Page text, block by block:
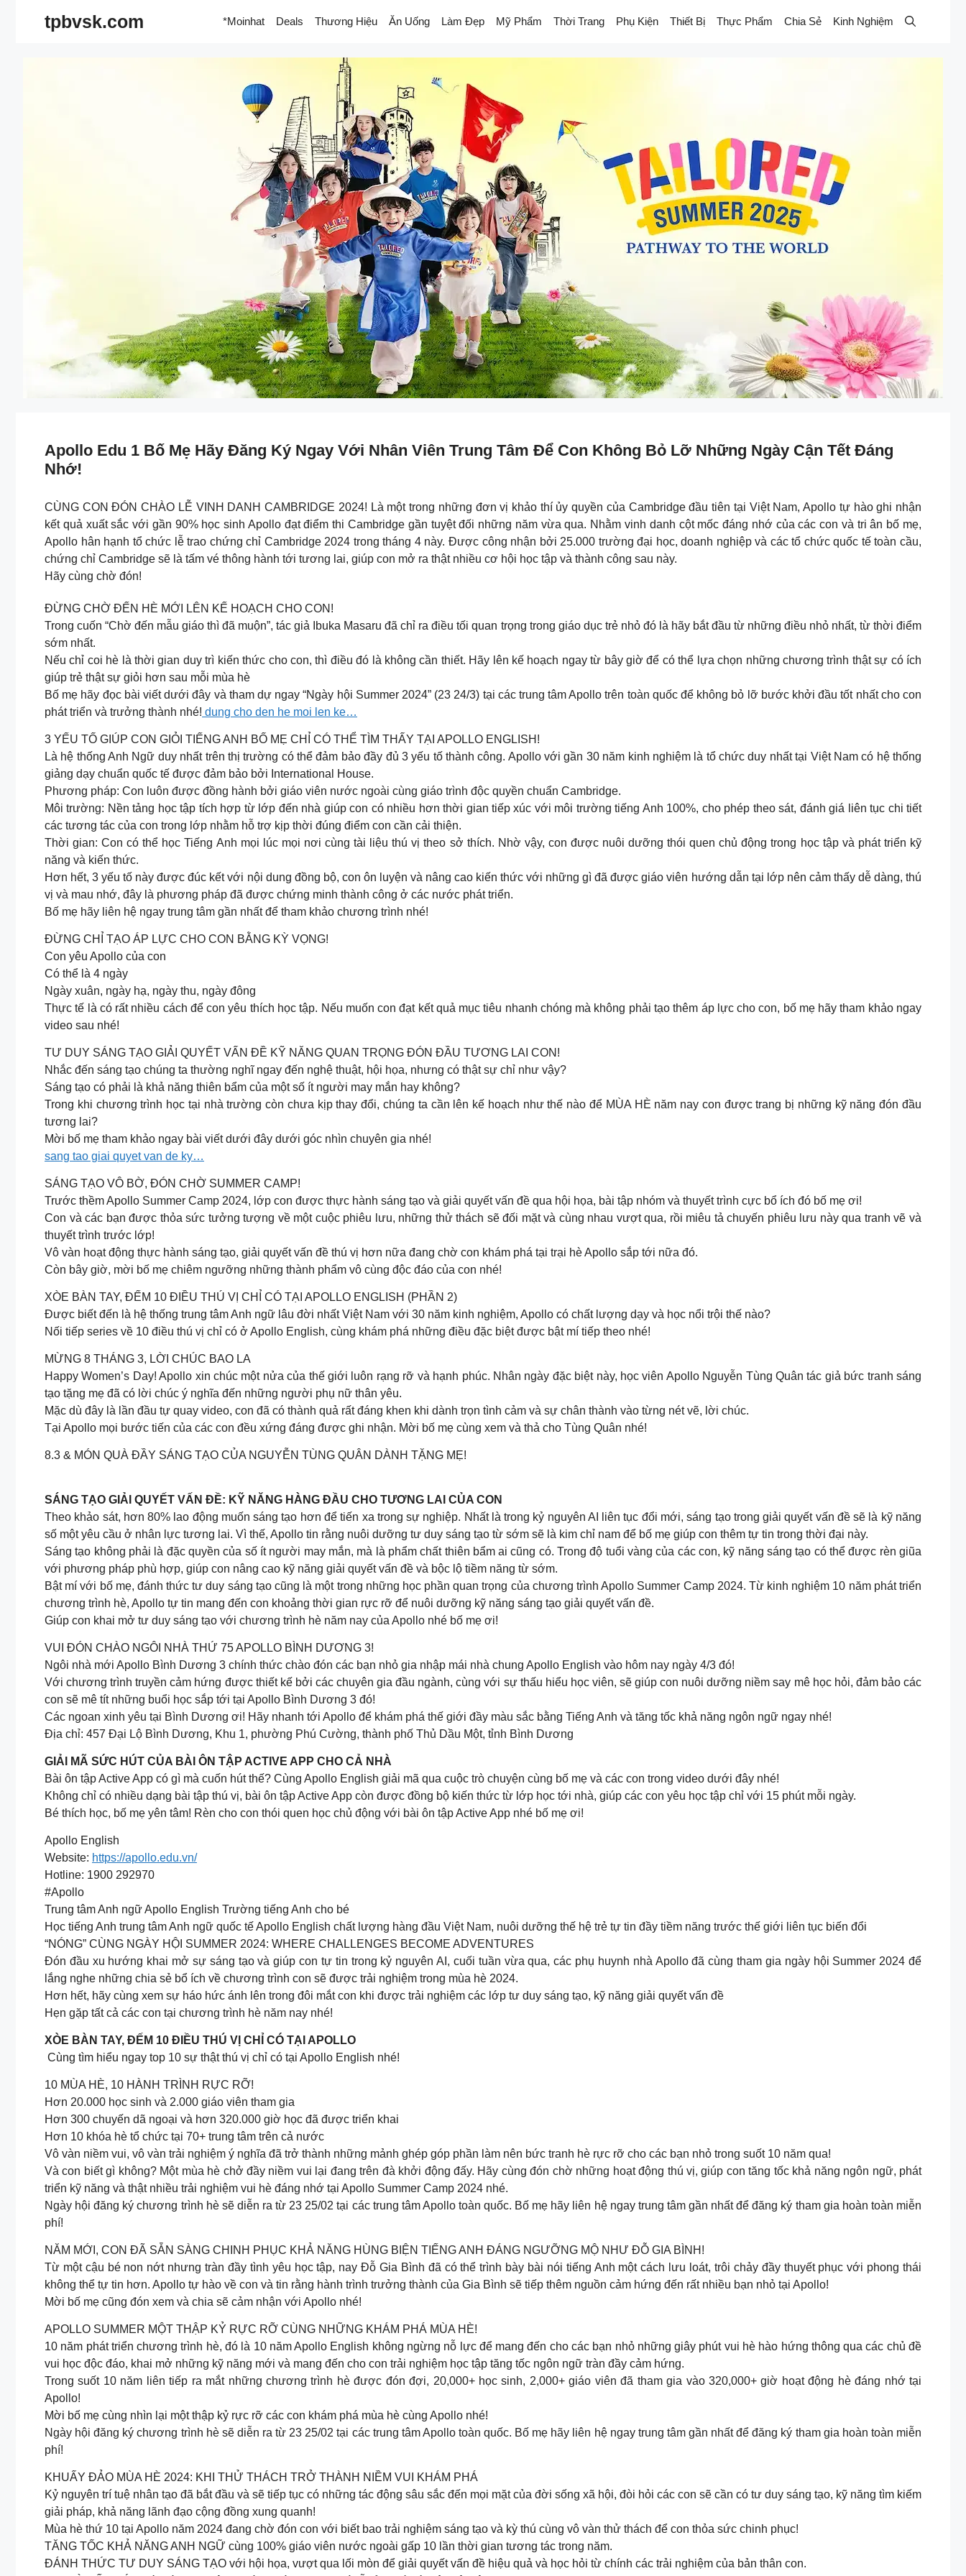
tpbvsk.com *Moinhat Deals Thương Hiệu Ăn Uống Làm Đẹp Mỹ Phẩm Thời Trang Phụ Kiện Thiết Bị Thực Phẩm Chia Sẻ Kinh Nghiệm
Apollo Edu 1 Bố Mẹ Hãy Đăng Ký Ngay Với Nhân Viên Trung Tâm Để Con Không Bỏ Lỡ Những Ngày Cận Tết Đáng
Nhớ!
CÙNG CON ĐÓN CHÀO LỄ VINH DANH CAMBRIDGE 2024! Là một trong những đơn vị khảo thí ủy quyền của Cambridge đầu tiên tại Việt Nam, Apollo tự hào ghi nhận
kết quả xuất sắc với gần 90% học sinh Apollo đạt điểm thi Cambridge gần tuyệt đối những năm vừa qua. Nhằm vinh danh cột mốc đáng nhớ của các con và tri ân bố mẹ,
Apollo hân hạnh tổ chức lễ trao chứng chỉ Cambridge 2024 trong tháng 4 này. Được công nhận bởi 25.000 trường đại học, doanh nghiệp và các tổ chức quốc tế toàn cầu,
chứng chỉ Cambridge sẽ là tấm vé thông hành tới tương lai, giúp con mở ra thật nhiều cơ hội học tập và thành công sau này.
Hãy cùng chờ đón!
ĐỪNG CHỜ ĐẾN HÈ MỚI LÊN KẾ HOẠCH CHO CON!
Trong cuốn “Chờ đến mẫu giáo thì đã muộn”, tác giả Ibuka Masaru đã chỉ ra điều tối quan trọng trong giáo dục trẻ nhỏ đó là hãy bắt đầu từ những điều nhỏ nhất, từ thời điểm
sớm nhất.
Nếu chỉ coi hè là thời gian duy trì kiến thức cho con, thì điều đó là không cần thiết. Hãy lên kế hoạch ngay từ bây giờ để có thể lựa chọn những chương trình thật sự có ích
giúp trẻ thật sự giỏi hơn sau mỗi mùa hè
Bố mẹ hãy đọc bài viết dưới đây và tham dự ngay “Ngày hội Summer 2024” (23 24/3) tại các trung tâm Apollo trên toàn quốc để không bỏ lỡ bước khởi đầu tốt nhất cho con
phát triển và trưởng thành nhé! dung cho den he moi len ke…
3 YẾU TỐ GIÚP CON GIỎI TIẾNG ANH BỐ MẸ CHỈ CÓ THỂ TÌM THẤY TẠI APOLLO ENGLISH!
Là hệ thống Anh Ngữ duy nhất trên thị trường có thể đảm bảo đầy đủ 3 yếu tố thành công. Apollo với gần 30 năm kinh nghiệm là tổ chức duy nhất tại Việt Nam có hệ thống
giảng dạy chuẩn quốc tế được đảm bảo bởi International House.
Phương pháp: Con luôn được đồng hành bởi giáo viên nước ngoài cùng giáo trình độc quyền chuẩn Cambridge.
Môi trường: Nền tảng học tập tích hợp từ lớp đến nhà giúp con có nhiều hơn thời gian tiếp xúc với môi trường tiếng Anh 100%, cho phép theo sát, đánh giá liên tục chi tiết
các tương tác của con trong lớp nhằm hỗ trợ kịp thời đúng điểm con cần cải thiện.
Thời gian: Con có thể học Tiếng Anh mọi lúc mọi nơi cùng tài liệu thú vị theo sở thích. Nhờ vậy, con được nuôi dưỡng thói quen chủ động trong học tập và phát triển kỹ
năng và kiến thức.
Hơn hết, 3 yếu tố này được đúc kết với nội dung đồng bộ, con ôn luyện và nâng cao kiến thức với những gì đã được giáo viên hướng dẫn tại lớp nên cảm thấy dễ dàng, thú
vị và mau nhớ, đây là phương pháp đã được chứng minh thành công ở các nước phát triển.
Bố mẹ hãy liên hệ ngay trung tâm gần nhất để tham khảo chương trình nhé!
ĐỪNG CHỈ TẠO ÁP LỰC CHO CON BẰNG KỲ VỌNG!
Con yêu Apollo của con
Có thể là 4 ngày
Ngày xuân, ngày hạ, ngày thu, ngày đông
Thực tế là có rất nhiều cách để con yêu thích học tập. Nếu muốn con đạt kết quả mục tiêu nhanh chóng mà không phải tạo thêm áp lực cho con, bố mẹ hãy tham khảo ngay
video sau nhé!
TƯ DUY SÁNG TẠO GIẢI QUYẾT VẤN ĐỀ KỸ NĂNG QUAN TRỌNG ĐÓN ĐẦU TƯƠNG LAI CON!
Nhắc đến sáng tạo chúng ta thường nghĩ ngay đến nghệ thuật, hội họa, nhưng có thật sự chỉ như vậy?
Sáng tạo có phải là khả năng thiên bẩm của một số ít người may mắn hay không?
Trong khi chương trình học tại nhà trường còn chưa kịp thay đổi, chúng ta cần lên kế hoạch như thế nào để MÙA HÈ năm nay con được trang bị những kỹ năng đón đầu
tương lai?
Mời bố mẹ tham khảo ngay bài viết dưới đây dưới góc nhìn chuyên gia nhé!
sang tao giai quyet van de ky…
SÁNG TẠO VÔ BỜ, ĐÓN CHỜ SUMMER CAMP!
Trước thềm Apollo Summer Camp 2024, lớp con được thực hành sáng tạo và giải quyết vấn đề qua hội họa, bài tập nhóm và thuyết trình cực bổ ích đó bố mẹ ơi!
Con và các bạn được thỏa sức tưởng tượng về một cuộc phiêu lưu, những thử thách sẽ đối mặt và cùng nhau vượt qua, rồi miêu tả chuyến phiêu lưu này qua tranh vẽ và
thuyết trình trước lớp!
Vô vàn hoạt động thực hành sáng tạo, giải quyết vấn đề thú vị hơn nữa đang chờ con khám phá tại trại hè Apollo sắp tới nữa đó.
Còn bây giờ, mời bố mẹ chiêm ngưỡng những thành phẩm vô cùng độc đáo của con nhé!
XÒE BÀN TAY, ĐẾM 10 ĐIỀU THÚ VỊ CHỈ CÓ TẠI APOLLO ENGLISH (PHẦN 2)
Được biết đến là hệ thống trung tâm Anh ngữ lâu đời nhất Việt Nam với 30 năm kinh nghiệm, Apollo có chất lượng dạy và học nổi trội thế nào?
Nối tiếp series về 10 điều thú vị chỉ có ở Apollo English, cùng khám phá những điều đặc biệt được bật mí tiếp theo nhé!
MỪNG 8 THÁNG 3, LỜI CHÚC BAO LA
Happy Women’s Day! Apollo xin chúc một nửa của thế giới luôn rạng rỡ và hạnh phúc. Nhân ngày đặc biệt này, học viên Apollo Nguyễn Tùng Quân tác giả bức tranh sáng
tạo tặng mẹ đã có lời chúc ý nghĩa đến những người phụ nữ thân yêu.
Mặc dù đây là lần đầu tự quay video, con đã có thành quả rất đáng khen khi dành trọn tình cảm và sự chân thành vào từng nét vẽ, lời chúc.
Tại Apollo mọi bước tiến của các con đều xứng đáng được ghi nhận. Mời bố mẹ cùng xem và thả cho Tùng Quân nhé!
8.3 & MÓN QUÀ ĐẦY SÁNG TẠO CỦA NGUYỄN TÙNG QUÂN DÀNH TẶNG MẸ!
SÁNG TẠO GIẢI QUYẾT VẤN ĐỀ: KỸ NĂNG HÀNG ĐẦU CHO TƯƠNG LAI CỦA CON
Theo khảo sát, hơn 80% lao động muốn sáng tạo hơn để tiến xa trong sự nghiệp. Nhất là trong kỷ nguyên AI liên tục đổi mới, sáng tạo trong giải quyết vấn đề sẽ là kỹ năng
số một yêu cầu ở nhân lực tương lai. Vì thế, Apollo tin rằng nuôi dưỡng tư duy sáng tạo từ sớm sẽ là kim chỉ nam để bố mẹ giúp con thêm tự tin trong thời đại này.
Sáng tạo không phải là đặc quyền của số ít người may mắn, mà là phẩm chất thiên bẩm ai cũng có. Trong độ tuổi vàng của các con, kỹ năng sáng tạo có thể được rèn giũa
với phương pháp phù hợp, giúp con nâng cao kỹ năng giải quyết vấn đề và bộc lộ tiềm năng từ sớm.
Bật mí với bố mẹ, đánh thức tư duy sáng tạo cũng là một trong những học phần quan trọng của chương trình Apollo Summer Camp 2024. Từ kinh nghiệm 10 năm phát triển
chương trình hè, Apollo tự tin mang đến con khoảng thời gian rực rỡ để nuôi dưỡng kỹ năng sáng tạo giải quyết vấn đề.
Giúp con khai mở tư duy sáng tạo với chương trình hè năm nay của Apollo nhé bố mẹ ơi!
VUI ĐÓN CHÀO NGÔI NHÀ THỨ 75 APOLLO BÌNH DƯƠNG 3!
Ngôi nhà mới Apollo Bình Dương 3 chính thức chào đón các bạn nhỏ gia nhập mái nhà chung Apollo English vào hôm nay ngày 4/3 đó!
Với chương trình truyền cảm hứng được thiết kế bởi các chuyên gia đầu ngành, cùng với sự thấu hiểu học viên, sẽ giúp con nuôi dưỡng niềm say mê học hỏi, đảm bảo các
con sẽ mê tít những buổi học sắp tới tại Apollo Bình Dương 3 đó!
Các ngoan xinh yêu tại Bình Dương ơi! Hãy nhanh tới Apollo để khám phá thế giới đầy màu sắc bằng Tiếng Anh và tăng tốc khả năng ngôn ngữ ngay nhé!
Địa chỉ: 457 Đại Lộ Bình Dương, Khu 1, phường Phú Cường, thành phố Thủ Dầu Một, tỉnh Bình Dương
GIẢI MÃ SỨC HÚT CỦA BÀI ÔN TẬP ACTIVE APP CHO CẢ NHÀ
Bài ôn tập Active App có gì mà cuốn hút thế? Cùng Apollo English giải mã qua cuộc trò chuyện cùng bố mẹ và các con trong video dưới đây nhé!
Không chỉ có nhiều dạng bài tập thú vị, bài ôn tập Active App còn được đồng bộ kiến thức từ lớp học tới nhà, giúp các con yêu học tập chỉ với 15 phút mỗi ngày.
Bé thích học, bố mẹ yên tâm! Rèn cho con thói quen học chủ động với bài ôn tập Active App nhé bố mẹ ơi!
Apollo English
Website: https://apollo.edu.vn/
Hotline: 1900 292970
#Apollo
Trung tâm Anh ngữ Apollo English Trường tiếng Anh cho bé
Học tiếng Anh trung tâm Anh ngữ quốc tế Apollo English chất lượng hàng đầu Việt Nam, nuôi dưỡng thế hệ trẻ tự tin đầy tiềm năng trước thế giới liên tục biến đổi
“NÓNG” CÙNG NGÀY HỘI SUMMER 2024: WHERE CHALLENGES BECOME ADVENTURES
Đón đầu xu hướng khai mở sự sáng tạo và giúp con tự tin trong kỷ nguyên AI, cuối tuần vừa qua, các phụ huynh nhà Apollo đã cùng tham gia ngày hội Summer 2024 để
lắng nghe những chia sẻ bổ ích về chương trình con sẽ được trải nghiệm trong mùa hè 2024.
Hơn hết, hãy cùng xem sự háo hức ánh lên trong đôi mắt con khi được trải nghiệm các lớp tư duy sáng tạo, kỹ năng giải quyết vấn đề
Hẹn gặp tất cả các con tại chương trình hè năm nay nhé!
XÒE BÀN TAY, ĐẾM 10 ĐIỀU THÚ VỊ CHỈ CÓ TẠI APOLLO
Cùng tìm hiểu ngay top 10 sự thật thú vị chỉ có tại Apollo English nhé!
10 MÙA HÈ, 10 HÀNH TRÌNH RỰC RỠ!
Hơn 20.000 học sinh và 2.000 giáo viên tham gia
Hơn 300 chuyến dã ngoại và hơn 320.000 giờ học đã được triển khai
Hơn 10 khóa hè tổ chức tại 70+ trung tâm trên cả nước
Vô vàn niềm vui, vô vàn trải nghiệm ý nghĩa đã trở thành những mảnh ghép góp phần làm nên bức tranh hè rực rỡ cho các bạn nhỏ trong suốt 10 năm qua!
Và con biết gì không? Một mùa hè chở đầy niềm vui lại đang trên đà khởi động đấy. Hãy cùng đón chờ những hoạt động thú vị, giúp con tăng tốc khả năng ngôn ngữ, phát
triển kỹ năng và thật nhiều trải nghiệm vui hè đáng nhớ tại Apollo Summer Camp 2024 nhé.
Ngày hội đăng ký chương trình hè sẽ diễn ra từ 23 25/02 tại các trung tâm Apollo toàn quốc. Bố mẹ hãy liên hệ ngay trung tâm gần nhất để đăng ký tham gia hoàn toàn miễn
phí!
NĂM MỚI, CON ĐÃ SẴN SÀNG CHINH PHỤC KHẢ NĂNG HÙNG BIỆN TIẾNG ANH ĐÁNG NGƯỠNG MỘ NHƯ ĐỖ GIA BÌNH!
Từ một cậu bé non nớt nhưng tràn đầy tình yêu học tập, nay Đỗ Gia Bình đã có thể trình bày bài nói tiếng Anh một cách lưu loát, trôi chảy đầy thuyết phục với phong thái
không thể tự tin hơn. Apollo tự hào về con và tin rằng hành trình trưởng thành của Gia Bình sẽ tiếp thêm nguồn cảm hứng đến rất nhiều bạn nhỏ tại Apollo!
Mời bố mẹ cũng đón xem và chia sẽ cảm nhận với Apollo nhé!
APOLLO SUMMER MỘT THẬP KỶ RỰC RỠ CÙNG NHỮNG KHÁM PHÁ MÙA HÈ!
10 năm phát triển chương trình hè, đó là 10 năm Apollo English không ngừng nỗ lực để mang đến cho các bạn nhỏ những giây phút vui hè hào hứng thông qua các chủ đề
vui học độc đáo, khai mở những kỹ năng mới và mang đến cho con trải nghiệm học tập tăng tốc ngôn ngữ tràn đầy cảm hứng.
Trong suốt 10 năm liên tiếp ra mắt những chương trình hè được đón đợi, 20,000+ học sinh, 2,000+ giáo viên đã tham gia vào 320,000+ giờ hoạt động hè đáng nhớ tại
Apollo!
Mời bố mẹ cùng nhìn lại một thập kỷ rực rỡ các con khám phá mùa hè cùng Apollo nhé!
Ngày hội đăng ký chương trình hè sẽ diễn ra từ 23 25/02 tại các trung tâm Apollo toàn quốc. Bố mẹ hãy liên hệ ngay trung tâm gần nhất để đăng ký tham gia hoàn toàn miễn
phí!
KHUẤY ĐẢO MÙA HÈ 2024: KHI THỬ THÁCH TRỞ THÀNH NIỀM VUI KHÁM PHÁ
Kỷ nguyên trí tuệ nhân tạo đã bắt đầu và sẽ tiếp tục có những tác động sâu sắc đến mọi mặt của đời sống xã hội, đòi hỏi các con sẽ cần có tư duy sáng tạo, kỹ năng tìm kiếm
giải pháp, khả năng lãnh đạo cộng đồng xung quanh!
Mùa hè thứ 10 tại Apollo năm 2024 đang chờ đón con với biết bao trải nghiệm sáng tạo và kỳ thú cùng vô vàn thử thách để con thỏa sức chinh phục!
TĂNG TỐC KHẢ NĂNG ANH NGỮ cùng 100% giáo viên nước ngoài gấp 10 lần thời gian tương tác trong năm.
ĐÁNH THỨC TƯ DUY SÁNG TẠO với hội họa, vượt qua lối mòn để giải quyết vấn đề hiệu quả và học hỏi từ chính các trải nghiệm của bản thân con.